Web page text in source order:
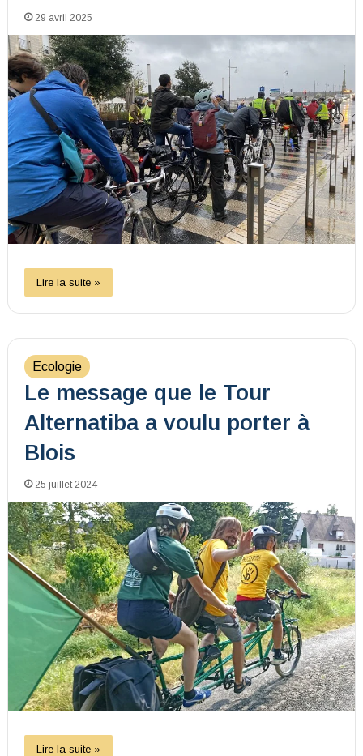
29 avril 2025
Lire la suite »
Ecologie
Le message que le Tour
Alternatiba a voulu porter à
Blois
25 juillet 2024
Lire la suite »